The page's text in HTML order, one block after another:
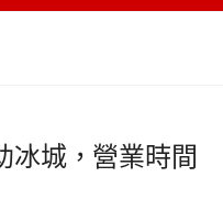
冰城，營業時間